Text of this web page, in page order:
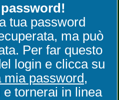
tua password
ma può
Per far questo
login e clicca su
mia password,
tornerai in linea